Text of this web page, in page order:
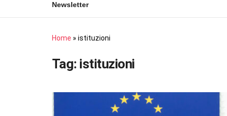
Newsletter
Home » istituzioni
Tag: istituzioni